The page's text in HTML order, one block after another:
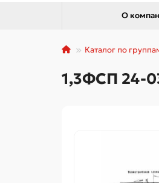
О
Каталог по
1,3ФСП 24-